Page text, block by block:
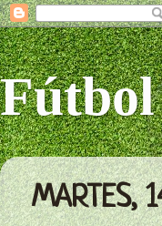
MARTES,